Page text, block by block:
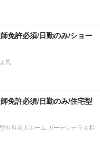
免許必須/日勤のみ/ショー
風
免許必須/日勤のみ/住宅型
有料老人ホーム ガーデンテラス相